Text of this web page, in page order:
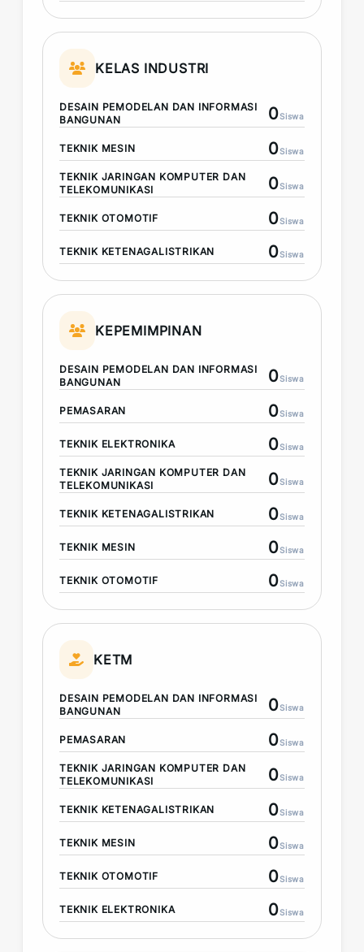
KELAS INDUSTRI
DESAIN PEMODELAN DAN INFORMASI
BANGUNAN
0Siswa
TEKNIK MESIN 0Siswa
TEKNIK JARINGAN KOMPUTER DAN
TELEKOMUNIKASI
0Siswa
TEKNIK OTOMOTIF 0Siswa
TEKNIK KETENAGALISTRIKAN 0Siswa
KEPEMIMPINAN
DESAIN PEMODELAN DAN INFORMASI
BANGUNAN
0Siswa
PEMASARAN 0Siswa
TEKNIK ELEKTRONIKA 0Siswa
TEKNIK JARINGAN KOMPUTER DAN
TELEKOMUNIKASI
0Siswa
TEKNIK KETENAGALISTRIKAN 0Siswa
TEKNIK MESIN 0Siswa
TEKNIK OTOMOTIF 0Siswa
KETM
DESAIN PEMODELAN DAN INFORMASI
BANGUNAN
0Siswa
PEMASARAN 0Siswa
TEKNIK JARINGAN KOMPUTER DAN
TELEKOMUNIKASI
0Siswa
TEKNIK KETENAGALISTRIKAN 0Siswa
TEKNIK MESIN 0Siswa
TEKNIK OTOMOTIF 0Siswa
TEKNIK ELEKTRONIKA 0Siswa